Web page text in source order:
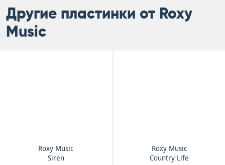
Другие пластинки от Roxy
Music
Roxy Music
Siren
Roxy Music
Country Life